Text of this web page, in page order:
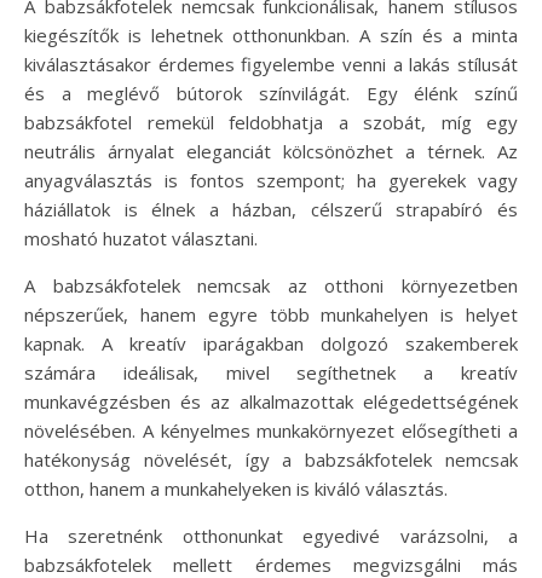
A babzsákfotelek nemcsak funkcionálisak, hanem stílusos
kiegészítők is lehetnek otthonunkban. A szín és a minta
kiválasztásakor érdemes figyelembe venni a lakás stílusát
és a meglévő bútorok színvilágát. Egy élénk színű
babzsákfotel remekül feldobhatja a szobát, míg egy
neutrális árnyalat eleganciát kölcsönözhet a térnek. Az
anyagválasztás is fontos szempont; ha gyerekek vagy
háziállatok is élnek a házban, célszerű strapabíró és
mosható huzatot választani.
A babzsákfotelek nemcsak az otthoni környezetben
népszerűek, hanem egyre több munkahelyen is helyet
kapnak. A kreatív iparágakban dolgozó szakemberek
számára ideálisak, mivel segíthetnek a kreatív
munkavégzésben és az alkalmazottak elégedettségének
növelésében. A kényelmes munkakörnyezet elősegítheti a
hatékonyság növelését, így a babzsákfotelek nemcsak
otthon, hanem a munkahelyeken is kiváló választás.
Ha szeretnénk otthonunkat egyedivé varázsolni, a
babzsákfotelek mellett érdemes megvizsgálni más